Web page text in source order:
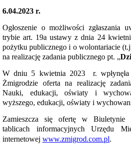
zamówienia
publiczne
Pojazdy
Nieruchomości
Zamówienia
-
poniżej
130
tys.
zł
Spółdzielnia
Mieszkaniowa
w
6.04.2023 r.
Ogłoszenie o możliwości zgłaszania
trybie art. 19a ustawy z dnia 24
pożytku publicznego i o wolontariacie
na realizację zadania publicznego pt. „
W dniu 5 kwietnia 2023 r.
Żmigrodzie oferta na realizację
Nauki, edukacji, oświaty i
wyższego, edukacji, oświaty i
Zamieszcza się ofertę w Biuletynie
tablicach informacyjnych Urzędu
internetowej www.zmigrod.com.pl.